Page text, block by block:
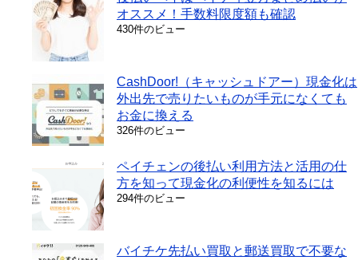
オススメ！手数料限度額も確認
430件のビュー
CashDoor!（キャッシュドアー）現金化は
外出先で売りたいものが手元になくても
お金に換える
326件のビュー
ペイチェンの後払い利用方法と活用の仕
方を知って現金化の利便性を知るには
294件のビュー
バイチケ先払い買取と郵送買取で不要な